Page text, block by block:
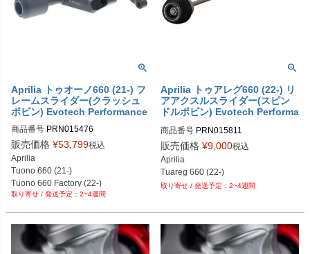
Aprilia トゥオーノ660 (21-) フ
レームスライダー(クラッシュ
ボビン) Evotech Performance
商品番号 PRN015476
PRN015476-01
PRN015476-02
販売価格 ¥53,799税込
Aprilia
Tuono 660 (21-)
Tuono 660 Factory (22-)
2~4週間
Aprilia トゥアレグ660 (22-) リ
アアクスルスライダー(スピン
ドルボビン) Evotech Performa
商品番号 PRN015811
PRN015811-01
販売価格 ¥9,000税込
Aprilia
Tuareg 660 (22-)
2~4週間